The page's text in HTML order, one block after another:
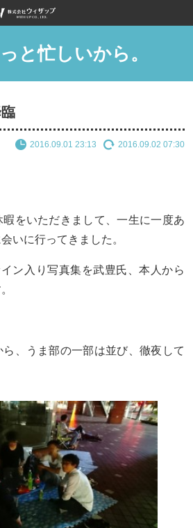
と忙しいから。
2016.09.01 23:13 2016.09.02 07:30
をいただきまして、一生に一度あ
いに行ってきました。
ン入り写真集を武豊氏、本人から
、うま部の一部は並び、徹夜して